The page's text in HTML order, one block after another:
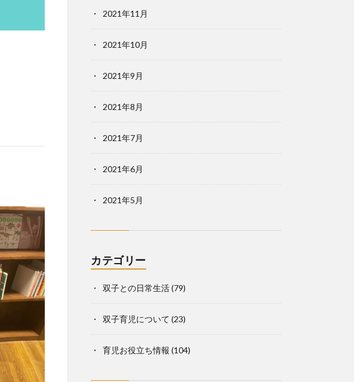
2021年11月
2021年10月
2021年9月
2021年8月
2021年7月
2021年6月
2021年5月
カテゴリー
双子との日常生活(79)
双子育児について (23)
育児お役立ち情報 (104)